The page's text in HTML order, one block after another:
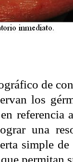
de
los
una
simple
permitan